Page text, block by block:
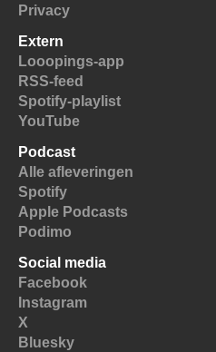
Privacy
Extern
Looopings-app
RSS-feed
Spotify-playlist
YouTube
Podcast
Alle afleveringen
Spotify
Apple Podcasts
Podimo
Social media
Facebook
Instagram
X
Bluesky